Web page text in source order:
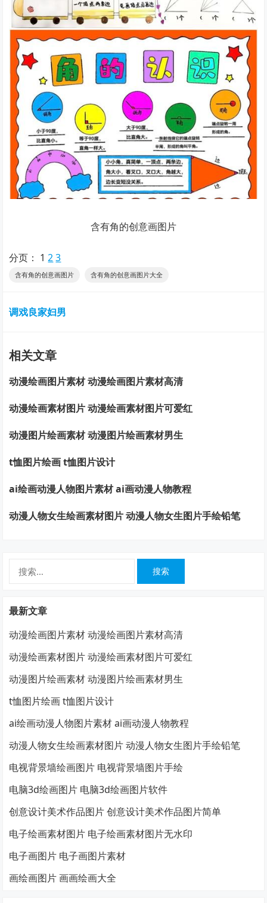
含有角的创意画图片
分页： 1 2 3
含有角的创意画图片 含有角的创意画图片大全
调戏良家妇男
相关文章
动漫绘画图片素材 动漫绘画图片素材高清
动漫绘画素材图片 动漫绘画素材图片可爱红
动漫图片绘画素材 动漫图片绘画素材男生
t恤图片绘画 t恤图片设计
ai绘画动漫人物图片素材 ai画动漫人物教程
动漫人物女生绘画素材图片 动漫人物女生图片手绘铅笔
最新文章
动漫绘画图片素材 动漫绘画图片素材高清
动漫绘画素材图片 动漫绘画素材图片可爱红
动漫图片绘画素材 动漫图片绘画素材男生
t恤图片绘画 t恤图片设计
ai绘画动漫人物图片素材 ai画动漫人物教程
动漫人物女生绘画素材图片 动漫人物女生图片手绘铅笔
电视背景墙绘画图片 电视背景墙图片手绘
电脑3d绘画图片 电脑3d绘画图片软件
创意设计美术作品图片 创意设计美术作品图片简单
电子绘画素材图片 电子绘画素材图片无水印
电子画图片 电子画图片素材
画绘画图片 画画绘画大全